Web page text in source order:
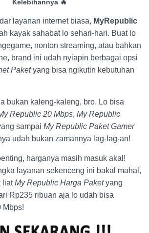
Kelebihannya 🔥
layanan internet biasa, MyRepublic
kayak sahabat lo sehari-hari. Buat lo
nonton streaming, atau bahkan
brand ini udah nyiapin berbagai opsi
Paketyang bisa ngikutin kebutuhan
bukan kaleng-kaleng, bro. Lo bisa
Republic 20 Mbps, My Republic
sampai My Republic Paket Gamer
udah bukan zamannya lag-lag-an!
harganya masih masuk akal!
layanan sekenceng ini bakal mahal,
liatMy Republic Harga Paketyang
Rp235 ribuan aja lo udah bisa
Mbps!